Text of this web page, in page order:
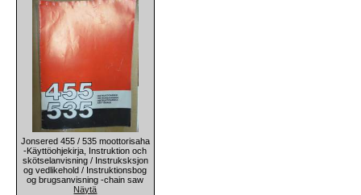
Jonsered 455 / 535 moottorisaha
-Käyttöohjekirja, Instruktion och
skötselanvisning / Instruksksjon
og vedlikehold / Instruktionsbog
og brugsanvisning -chain saw
Näytä